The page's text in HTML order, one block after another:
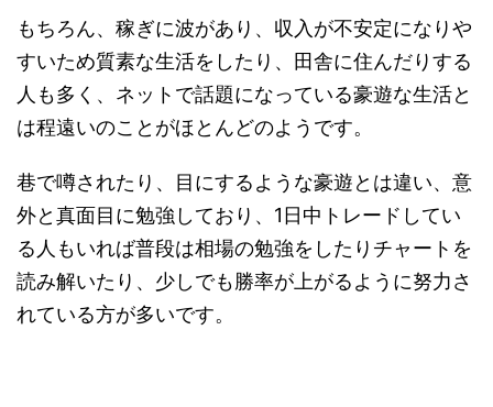
もちろん、稼ぎに波があり、収入が不安定になりや
すいため質素な生活をしたり、田舎に住んだりする
人も多く、ネットで話題になっている豪遊な生活と
は程遠いのことがほとんどのようです。
巷で噂されたり、目にするような豪遊とは違い、意
外と真面目に勉強しており、1日中トレードしてい
る人もいれば普段は相場の勉強をしたりチャートを
読み解いたり、少しでも勝率が上がるように努力さ
れている方が多いです。